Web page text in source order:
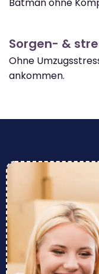
Sorgen- &
Ohne
ankommen.